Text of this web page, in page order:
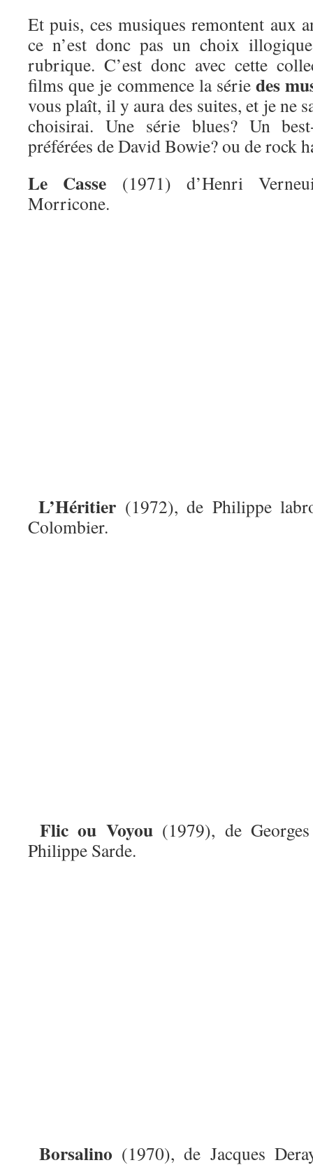
Et puis, ces musiques remontent aux
ce n’est donc pas un choix
rubrique. C’est donc avec cette
films que je commence la série des
vous plaît, il y aura des suites, et je ne
choisirai. Une série blues? Un
préférées de David Bowie? ou de rock
Le Casse (1971) d’Henri
Morricone.
L’Héritier (1972), de Philippe
Colombier.
Flic ou Voyou(1979), de
Philippe Sarde.
Borsalino (1970), de Jacques